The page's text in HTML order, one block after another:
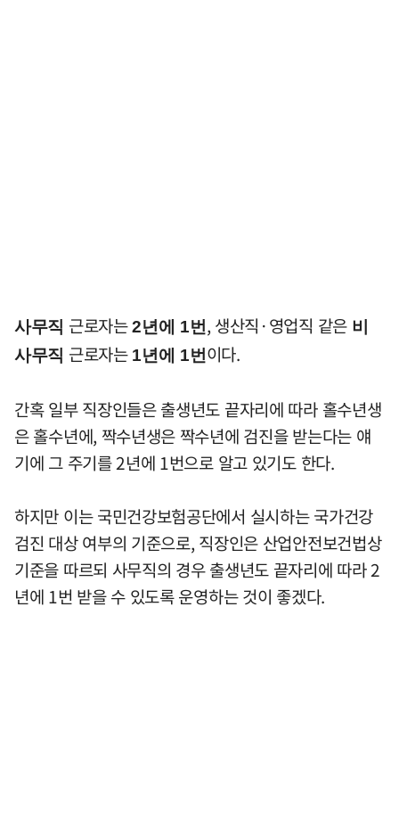
사무직 근로자는2년에 1번 , 생산직·영업직 같은 비
사무직 근로자는 1년에 1번 이다.
간혹 일부 직장인들은 출생년도 끝자리에 따라 홀수년생
은 홀수년에, 짝수년생은 짝수년에 검진을 받는다는 얘
기에 그 주기를 2년에 1번으로 알고 있기도 한다.
하지만 이는 국민건강보험공단에서 실시하는 국가건강
검진 대상 여부의 기준으로, 직장인은 산업안전보건법상
기준을 따르되 사무직의 경우 출생년도 끝자리에 따라 2
년에 1번 받을 수 있도록 운영하는 것이 좋겠다.